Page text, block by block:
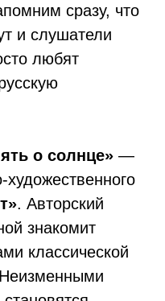
сразу, что
и слушатели
любят
о солнце» —
художественного
. Авторский
знакомит
классической